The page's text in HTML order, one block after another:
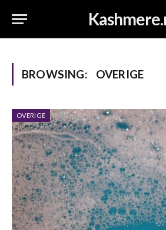
BROWSING: OVERIGE
OVERIGE